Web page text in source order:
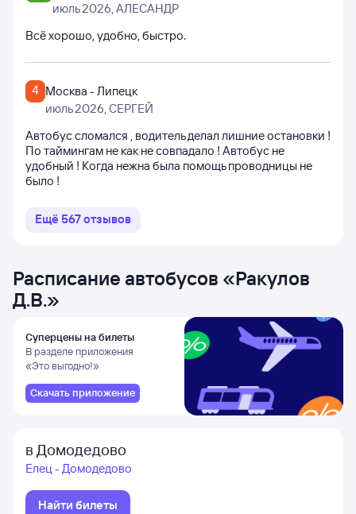
Расписание автобусов «Ракулов
Д.В.»
Суперцены на билеты
В разделе приложения
«Это выгодно!»
Скачать приложение
в Домодедово
Елец - Домодедово
Найти билеты
июль 2026, АЛЕСАНДР
Всë хорошо, удобно, быстро.
4 Москва - Липецк
июль 2026, СЕРГЕЙ
Автобус сломался , водитель делал лишние остановки !
По таймингам не как не совпадало ! Автобус не
удобный ! Когда нежна была помощь проводницы не
было !
Ещё 567отзывов